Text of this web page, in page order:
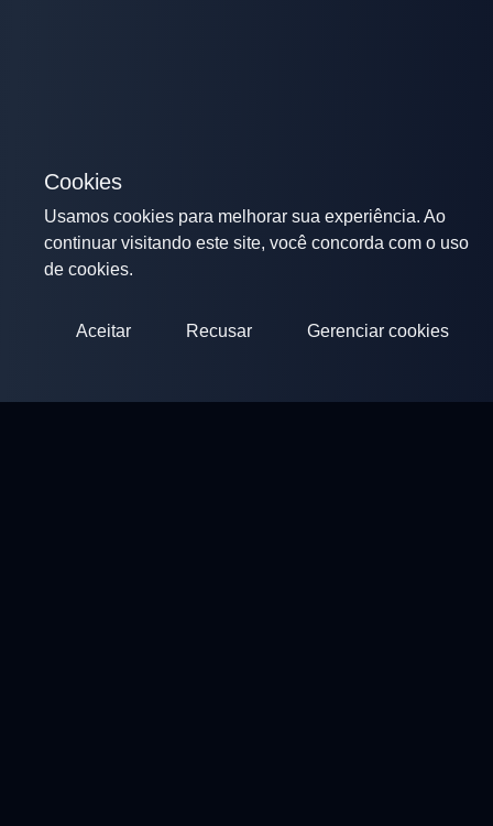
Cookies
Usamos cookies para melhorar sua experiência. Ao
continuar visitando este site, você concorda com o uso
de cookies.
Aceitar Recusar Gerenciar cookies